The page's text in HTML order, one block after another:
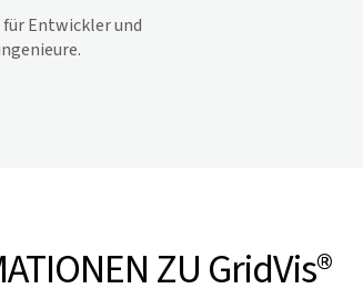
Entwickler und
ZUGridVis®